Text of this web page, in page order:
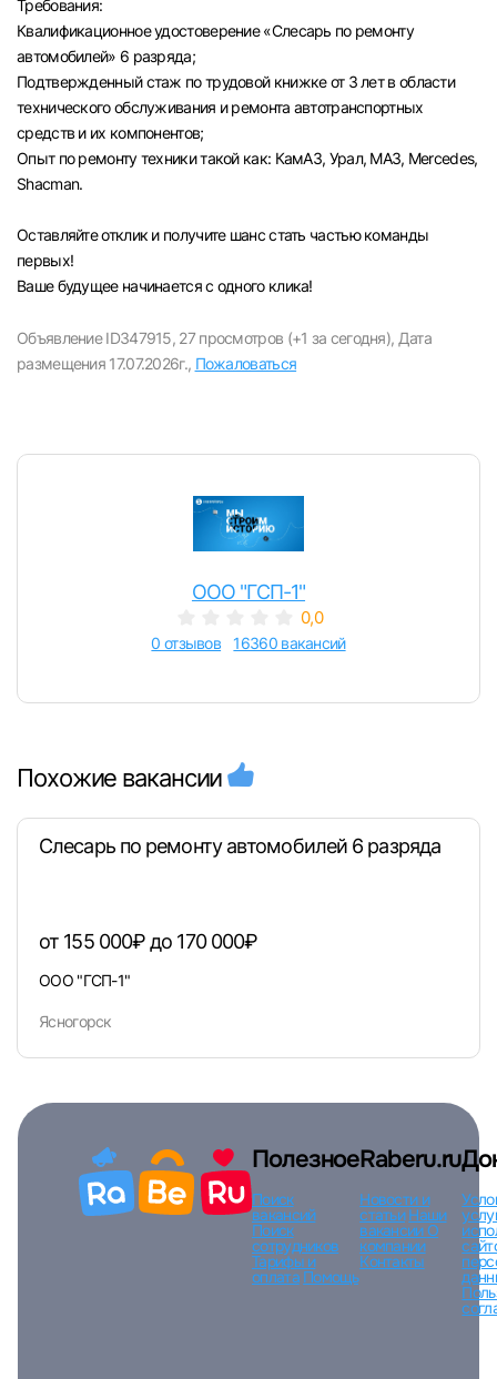
Вход в личный кабинет
вакансии с контактами и оставлять отклики
E-mail или Телефон
Войти
Требования:
Квалификационное удостоверение «Слесарь по ремонту
автомобилей» 6 разряда;
Подтвержденный стаж по трудовой книжке от 3 лет в области
технического обслуживания и ремонта автотранспортных
средств и их компонентов;
Опыт по ремонту техники такой как: КамАЗ, Урал, МАЗ, Mercedes,
Shacman.
Оставляйте отклик и получите шанс стать частью команды
первых!
Ваше будущее начинается с одного клика!
Объявление ID347915, 27 просмотров (+1 за сегодня), Дата
размещения 17.07.2026г., Пожаловаться
ООО "ГСП-1"
0,0
0 отзывов 16360 вакансий
Похожие вакансии
Слесарь по ремонту автомобилей 6 разряда
от 155 000₽ до 170 000₽
ООО "ГСП-1"
Ясногорск
Полезное
Поиск
вакансий
Поиск
сотрудников
Тарифы и
оплата Помощь
Raberu.ru
Новости и
статьи Наши
вакансииО
компании
Контакты